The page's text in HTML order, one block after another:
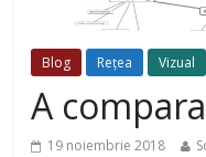
Blog Rețea Vizual
A
19 noiembrie 2018